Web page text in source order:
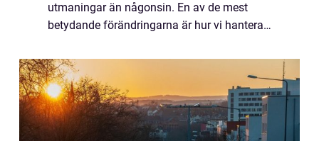
utmaningar än någonsin. En av de mest
betydande förändringarna är hur vi hanterar